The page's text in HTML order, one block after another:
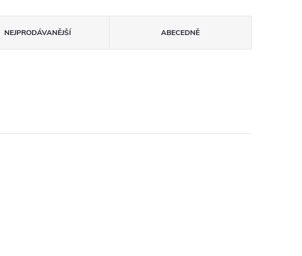
NEJPRODÁVANĚJŠÍ ABECEDNĚ